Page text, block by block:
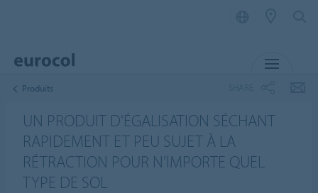
Produits
UN PRODUIT D'ÉGALISATION SÉCHANT
RAPIDEMENT ET PEU SUJET À LA
RÉTRACTION POUR N’IMPORTE QUEL
TYPE DE SOL